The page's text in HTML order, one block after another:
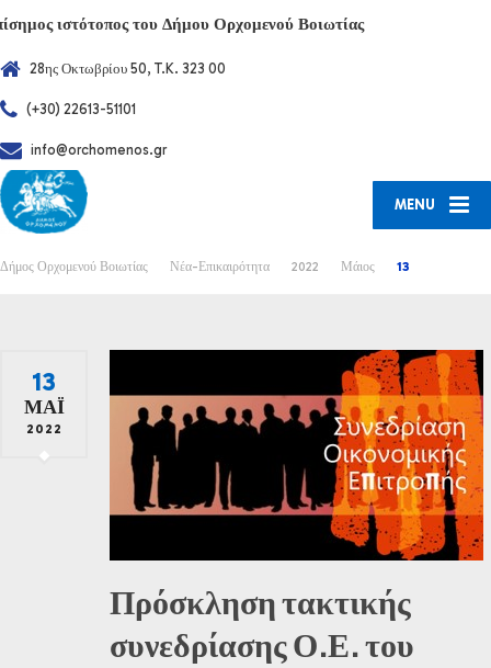
ιστότοπος του Δήμου Ορχομενού Βοιωτίας
28ης Οκτωβρίου 50, T.K. 323 00
(+30) 22613-51101
info@orchomenos.gr
MENU
Δήμος Ορχομενού Βοιωτίας Νέα-Επικαιρότητα 2022 Μάιος 13
13
ΜΆΙ
2022
Πρόσκληση τακτικής
συνεδρίασης Ο.Ε. του